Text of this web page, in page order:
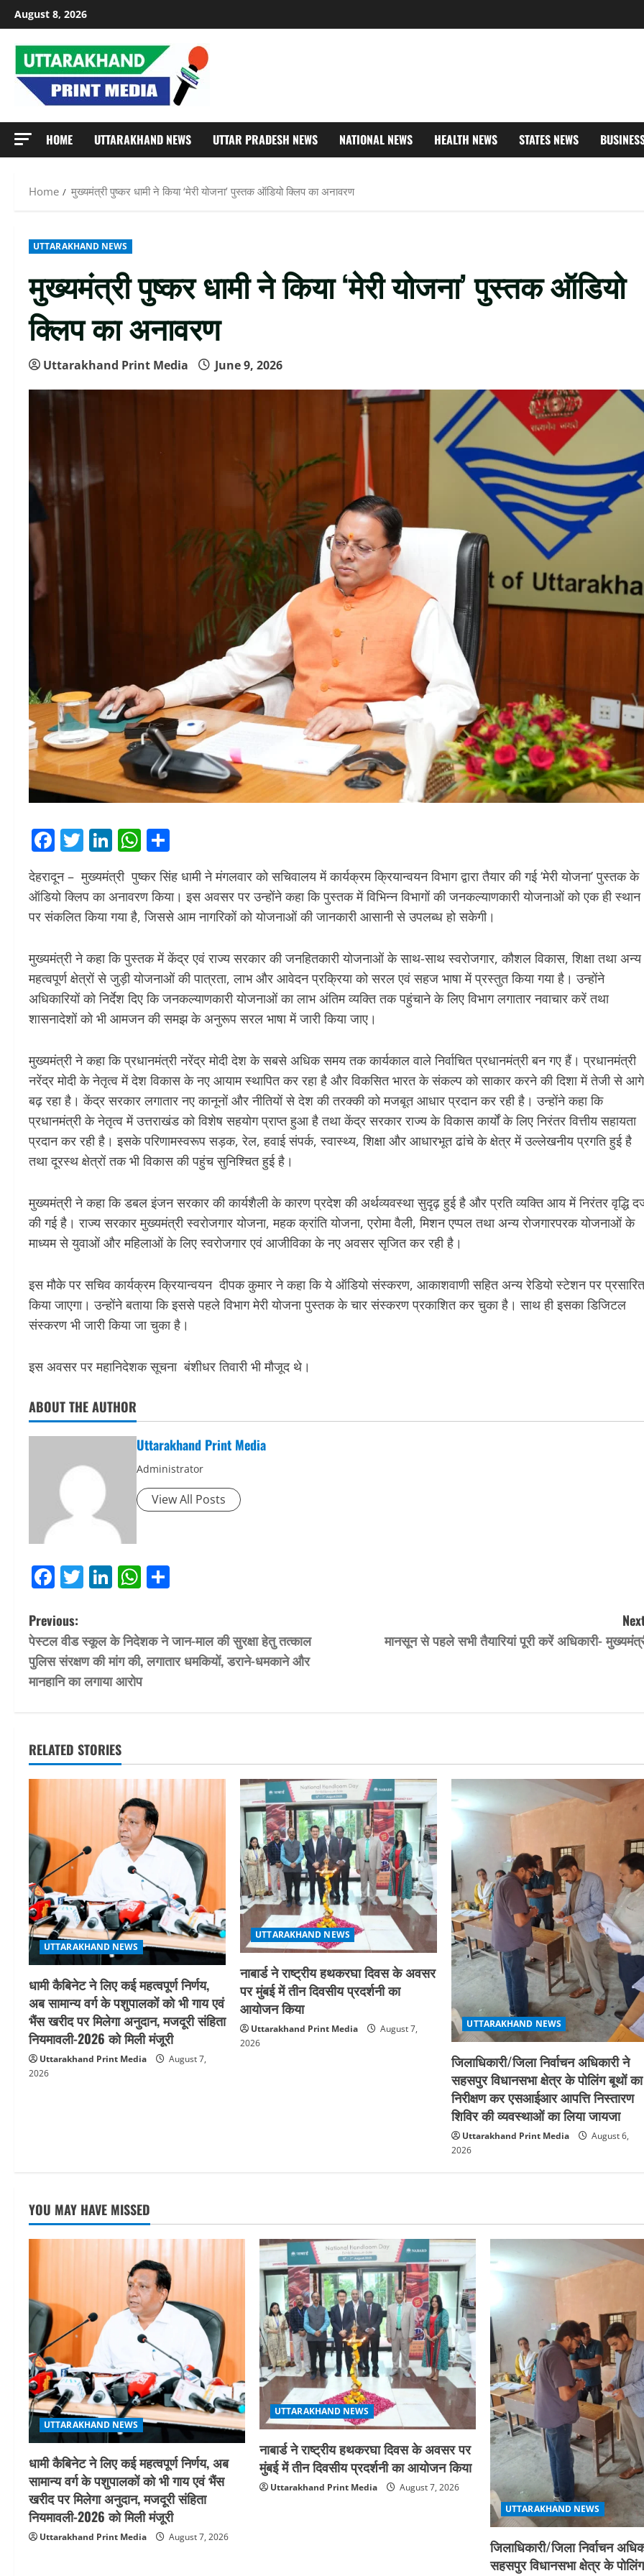
Skip
to
content
August 8, 2026
HOME UTTARAKHAND NEWS UTTAR PRADESH NEWS NATIONAL NEWS HEALTH NEWS STATES NEWS
Home मुख्यमंत्री पुष्कर धामी ने किया ‘मेरी योजना’ पुस्तक ऑडियो क्लिप का अनावरण
UTTARAKHAND NEWS
मुख्यमंत्री पुष्कर धामी ने किया ‘मेरी योजना’ पुस्तक ऑडियो
क्लिप का अनावरण
Uttarakhand Print Media June 9, 2026
Facebook
Twitter
LinkedIn
WhatsApp
देहरादून – मुख्यमंत्री पुष्कर सिंह धामी ने मंगलवार को सचिवालय में कार्यक्रम क्रियान्वयन विभाग द्वारा तैयार की गई ‘मेरी योजना’ पुस्तक के
ऑडियो क्लिप का अनावरण किया। इस अवसर पर उन्होंने कहा कि पुस्तक में विभिन्न विभागों की जनकल्याणकारी योजनाओं को एक ही स्थान
पर संकलित किया गया है, जिससे आम नागरिकों को योजनाओं की जानकारी आसानी से उपलब्ध हो सकेगी।
मुख्यमंत्री ने कहा कि पुस्तक में केंद्र एवं राज्य सरकार की जनहितकारी योजनाओं के साथ-साथ स्वरोजगार, कौशल विकास, शिक्षा तथा अन्य
महत्वपूर्ण क्षेत्रों से जुड़ी योजनाओं की पात्रता, लाभ और आवेदन प्रक्रिया को सरल एवं सहज भाषा में प्रस्तुत किया गया है। उन्होंने
अधिकारियों को निर्देश दिए कि जनकल्याणकारी योजनाओं का लाभ अंतिम व्यक्ति तक पहुंचाने के लिए विभाग लगातार नवाचार करें तथा
शासनादेशों को भी आमजन की समझ के अनुरूप सरल भाषा में जारी किया जाए।
मुख्यमंत्री ने कहा कि प्रधानमंत्री नरेंद्र मोदी देश के सबसे अधिक समय तक कार्यकाल वाले निर्वाचित प्रधानमंत्री बन गए हैं। प्रधानमंत्री
नरेंद्र मोदी के नेतृत्व में देश विकास के नए आयाम स्थापित कर रहा है और विकसित भारत के संकल्प को साकार करने की दिशा में तेजी से आगे
बढ़ रहा है। केंद्र सरकार लगातार नए कानूनों और नीतियों से देश की तरक्की को मजबूत आधार प्रदान कर रही है। उन्होंने कहा कि
प्रधानमंत्री के नेतृत्व में उत्तराखंड को विशेष सहयोग प्राप्त हुआ है तथा केंद्र सरकार राज्य के विकास कार्यों के लिए निरंतर वित्तीय सहायता
प्रदान कर रही है। इसके परिणामस्वरूप सड़क, रेल, हवाई संपर्क, स्वास्थ्य, शिक्षा और आधारभूत ढांचे के क्षेत्र में उल्लेखनीय प्रगति हुई है
तथा दूरस्थ क्षेत्रों तक भी विकास की पहुंच सुनिश्चित हुई है।
मुख्यमंत्री ने कहा कि डबल इंजन सरकार की कार्यशैली के कारण प्रदेश की अर्थव्यवस्था सुदृढ़ हुई है और प्रति व्यक्ति आय में निरंतर वृद्धि
की गई है। राज्य सरकार मुख्यमंत्री स्वरोजगार योजना, महक क्रांति योजना, एरोमा वैली, मिशन एप्पल तथा अन्य रोजगारपरक योजनाओं के
माध्यम से युवाओं और महिलाओं के लिए स्वरोजगार एवं आजीविका के नए अवसर सृजित कर रही है।
इस मौके पर सचिव कार्यक्रम क्रियान्वयन दीपक कुमार ने कहा कि ये ऑडियो संस्करण, आकाशवाणी सहित अन्य रेडियो स्टेशन पर प्रसारित
किया जाएगा। उन्होंने बताया कि इससे पहले विभाग मेरी योजना पुस्तक के चार संस्करण प्रकाशित कर चुका है। साथ ही इसका डिजिटल
संस्करण भी जारी किया जा चुका है।
इस अवसर पर महानिदेशक सूचना बंशीधर तिवारी भी मौजूद थे।
ABOUT THE AUTHOR
Uttarakhand Print Media
Administrator
View All Posts
Facebook
Twitter
LinkedIn
WhatsApp
P
o
s
n
a
i
g
a
t
i
o
n
Previous:
पेस्टल वीड स्कूल के निदेशक ने जान-माल की सुरक्षा हेतु तत्काल
पुलिस संरक्षण की मांग की, लगातार धमकियों, डराने-धमकाने और
मानहानि का लगाया आरोप
मानसून से पहले सभी तैयारियां पूरी करें अधिकारी-
RELATED STORIES
UTTARAKHAND NEWS
धामी कैबिनेट ने लिए कई महत्वपूर्ण निर्णय,
अब सामान्य वर्ग के पशुपालकों को भी गाय एवं
भैंस खरीद पर मिलेगा अनुदान, मजदूरी संहिता
नियमावली-2026 को मिली मंजूरी
Uttarakhand Print Media
August 7,
2026
UTTARAKHAND NEWS
नाबार्ड ने राष्ट्रीय हथकरघा दिवस के अवसर
पर मुंबई में तीन दिवसीय प्रदर्शनी का
आयोजन किया
Uttarakhand Print Media
August 7,
2026
UTTARAKHAND NEWS
जिलाधिकारी/जिला निर्वाचन अधिकारी ने
सहसपुर विधानसभा क्षेत्र के पोलिंग बूथों का
निरीक्षण कर एसआईआर आपत्ति निस्तारण
शिविर की व्यवस्थाओं का लिया जायजा
Uttarakhand Print Media
August 6,
2026
YOU MAY HAVE MISSED
UTTARAKHAND NEWS
धामी कैबिनेट ने लिए कई महत्वपूर्ण निर्णय, अब
सामान्य वर्ग के पशुपालकों को भी गाय एवं भैंस
खरीद पर मिलेगा अनुदान, मजदूरी संहिता
नियमावली-2026 को मिली मंजूरी
Uttarakhand Print Media August 7, 2026
UTTARAKHAND NEWS
नाबार्ड ने राष्ट्रीय हथकरघा दिवस के अवसर पर
मुंबई में तीन दिवसीय प्रदर्शनी का आयोजन किया
Uttarakhand Print Media
August 7, 2026
UTTARAKHAND NEWS
जिलाधिकारी/जिला निर्वाचन
सहसपुर विधानसभा क्षेत्र के